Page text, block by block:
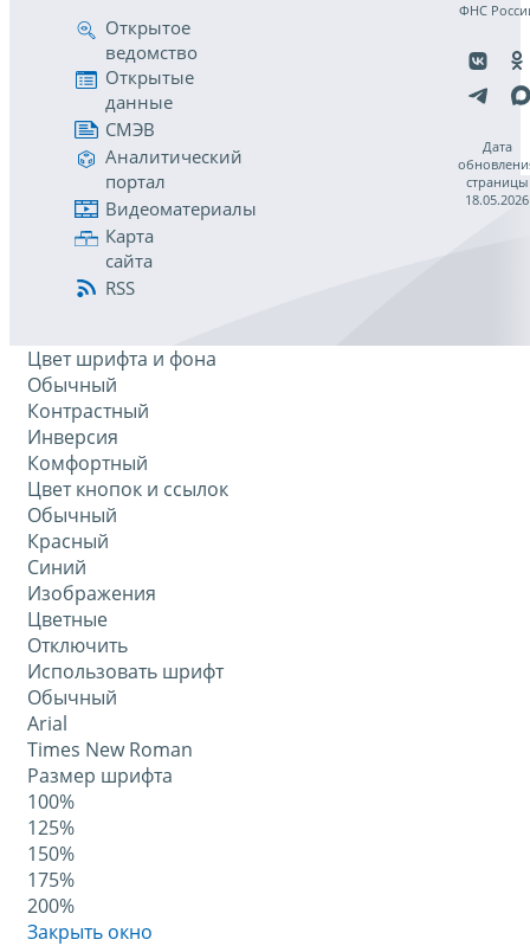
Открытое
ведомство
Открытые
данные
СМЭВ
Аналитический
портал
Видеоматериалы
Карта
сайта
RSS
ФНС
Дата
страницы
18.05.2026
Цвет шрифта и фона
Обычный
Контрастный
Инверсия
Комфортный
Цвет кнопок и ссылок
Обычный
Красный
Синий
Изображения
Цветные
Отключить
Использовать шрифт
Обычный
Arial
Times New Roman
Размер шрифта
100%
125%
150%
175%
200%
Закрыть окно